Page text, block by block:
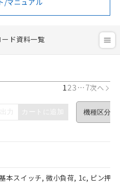
/マニュアル
ード資料一覧
123…7次へ
力 カートに追加
本スイッチ, 微小負荷, 1c, ピン押